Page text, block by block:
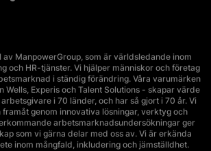
av ManpowerGroup, som är världsledande inom
och HR-tjänster. Vi hjälper människor och företag
i ständig förändring. Våra varumärken
Wells, Experis och Talent Solutions - skapar värde
i 70 länder, och har så gjort i 70 år. Vi
genom innovativa lösningar, verktyg och
arbetsmarknadsundersökningar ger
som vi gärna delar med oss av. Vi är erkända
inom mångfald, inkludering och jämställdhet.